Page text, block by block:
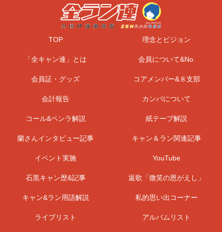
TOP 理念とビジョン
「全キャン連」とは 会員について&No.
会員証・グッズ コアメンバー&８支部
会計報告 カンパについて
コール&ペンラ解説 紙テープ解説
蘭さんインタビュー記事 キャン＆ラン関連記事
イベント実施 YouTube
石黒キャン歴&記事 返歌「微笑の恩がえし」
キャン&ラン用語解説 私的思い出コーナー
ライブリスト アルバムリスト